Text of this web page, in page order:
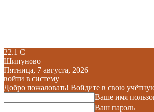
22.1 C
Шипуново
Пятница, 7 августа, 2026
войти в систему
Добро пожаловать! Войдите в свою
Ваше имя
Ваш пароль